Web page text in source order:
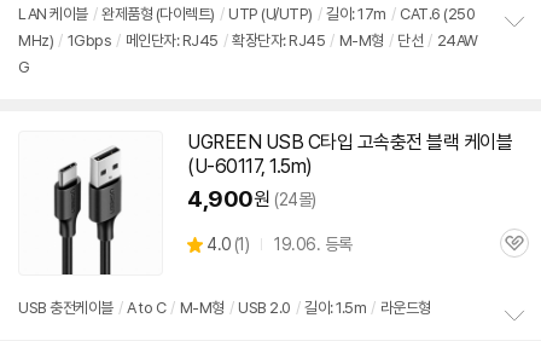
LAN 케이블 / 완제품형 (다이렉트) / UTP (U/UTP) / 길이: 17m / CAT.6 (250
MHz) / 1Gbps / 메인단자: RJ45 / 확장단자: RJ45 / M-M형 / 단선 / 24AW
G
UGREEN USB C타입 고속충전 블랙 케이블
(U-60117, 1.5m)
4,900원 (24몰)
별
4.0 (상
1) 19.06. 등록
관
USB 충전케이블 / A to C / M-M형 / USB 2.0 / 길이: 1.5m / 라운드형